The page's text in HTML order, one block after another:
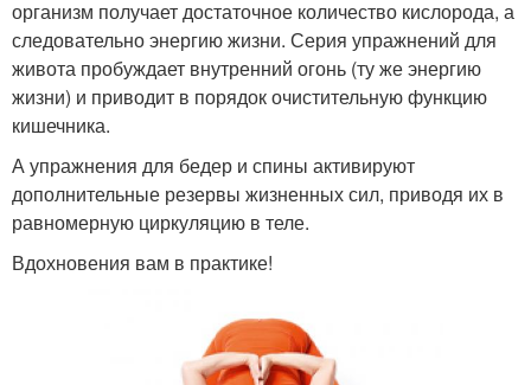
организм получает достаточное количество кислорода, а
следовательно энергию жизни. Серия упражнений для
живота пробуждает внутренний огонь (ту же энергию
жизни) и приводит в порядок очистительную функцию
кишечника.
А упражнения для бедер и спины активируют
дополнительные резервы жизненных сил, приводя их в
равномерную циркуляцию в теле.
Вдохновения вам в практике!